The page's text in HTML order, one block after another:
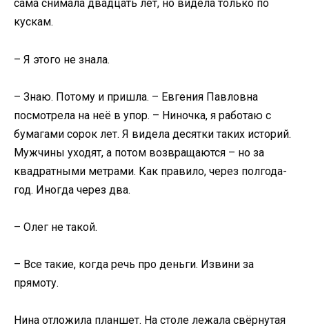
сама снимала двадцать лет, но видела только по
кускам.
– Я этого не знала.
– Знаю. Потому и пришла. – Евгения Павловна
посмотрела на неё в упор. – Ниночка, я работаю с
бумагами сорок лет. Я видела десятки таких историй.
Мужчины уходят, а потом возвращаются – но за
квадратными метрами. Как правило, через полгода-
год. Иногда через два.
– Олег не такой.
– Все такие, когда речь про деньги. Извини за
прямоту.
Нина отложила планшет. На столе лежала свёрнутая